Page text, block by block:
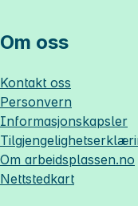
Om oss
Kontakt oss
Personvern
Informasjonskapsler
Om arbeidsplassen.no
Nettstedkart